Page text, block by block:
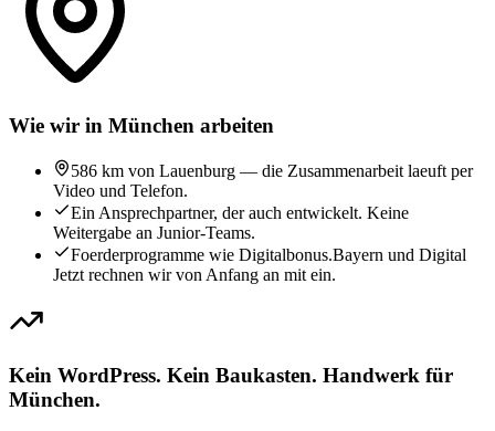
Wie wir in München arbeiten
586 km von Lauenburg — die Zusammenarbeit laeuft per
Video und Telefon.
Ein Ansprechpartner, der auch entwickelt. Keine
Weitergabe an Junior-Teams.
Foerderprogramme wie Digitalbonus.Bayern und Digital
Jetzt rechnen wir von Anfang an mit ein.
Kein WordPress. Kein Baukasten. Handwerk für
München.